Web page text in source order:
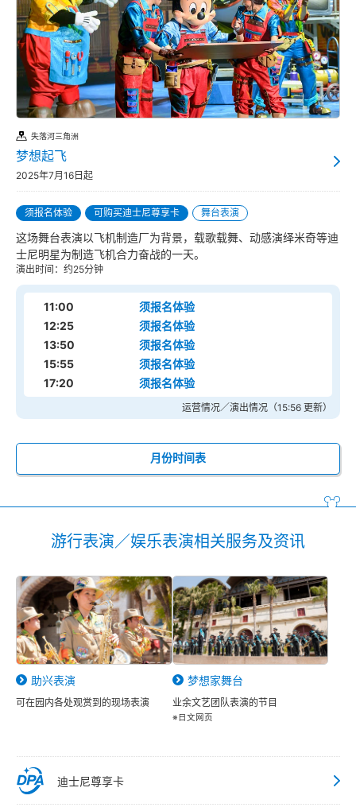
失落河三角洲
梦想起飞
2025年7月16日起
须报名体验 可购买迪士尼尊享卡 舞台表演
这场舞台表演以飞机制造厂为背景，载歌载舞、动感演绎米奇等迪
士尼明星为制造飞机合力奋战的一天。
演出时间：约25分钟
11:00
须报名体验
12:25
须报名体验
13:50
须报名体验
15:55
须报名体验
17:20
须报名体验
运营情况／演出情况（15:56 更新）
月份时间表
游行表演／娱乐表演相关服务及资讯
助兴表演
可在园内各处观赏到的现场表演
梦想家舞台
业余文艺团队表演的节目
※日文网页
迪士尼尊享卡